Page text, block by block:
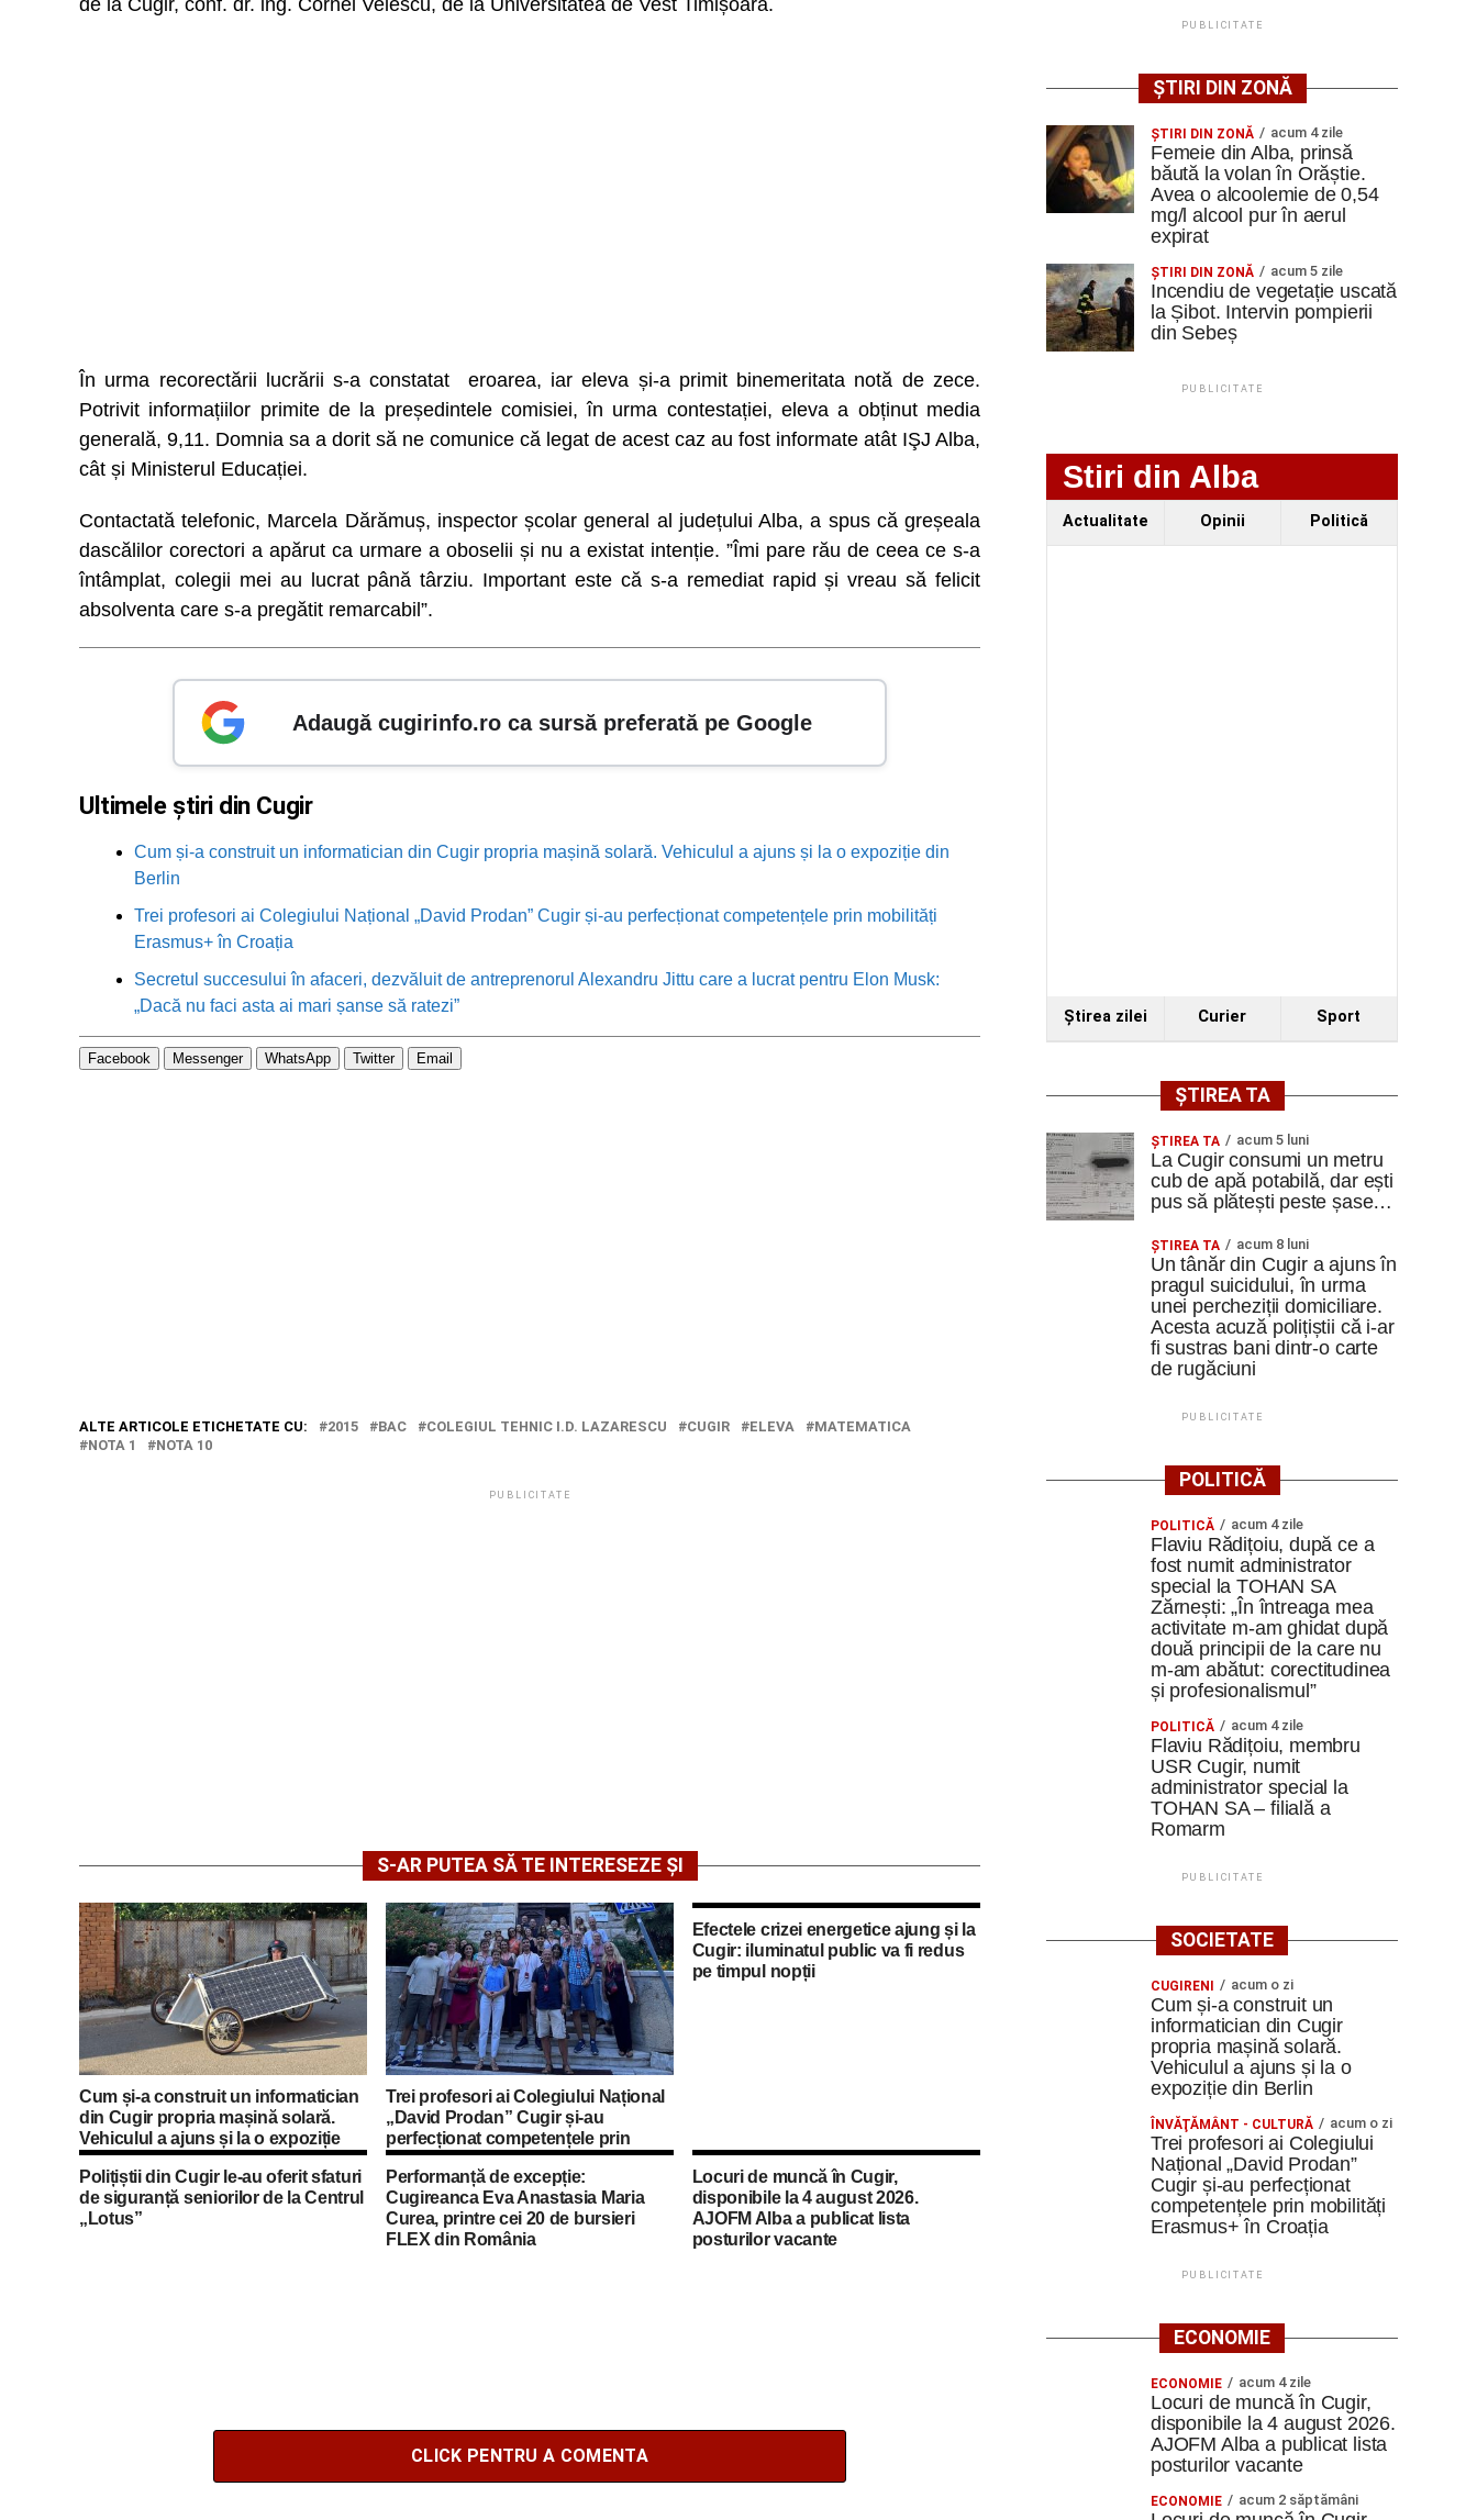
de la Cugir, conf. dr. ing. Cornel Velescu, de la Universitatea de Vest Timișoara.
În urma recorectării lucrării s-a constatat eroarea, iar eleva și-a primit binemeritata notă de zece.
Potrivit informațiilor primite de la președintele comisiei, în urma contestației, eleva a obținut media
generală, 9,11. Domnia sa a dorit să ne comunice că legat de acest caz au fost informate atât IŞJ Alba,
cât și Ministerul Educației.
Contactată telefonic, Marcela Dărămuș, inspector școlar general al județului Alba, a spus că greșeala
dascălilor corectori a apărut ca urmare a oboselii și nu a existat intenție. ”Îmi pare rău de ceea ce s-a
întâmplat, colegii mei au lucrat până târziu. Important este că s-a remediat rapid și vreau să felicit
absolventa care s-a pregătit remarcabil”.
Adaugă cugirinfo.ro ca sursă preferată pe Google
Ultimele știri din Cugir
Cum și-a construit un informatician din Cugir propria mașină solară. Vehiculul a ajuns și la o expoziție din
Berlin
Trei profesori ai Colegiului Național „David Prodan” Cugir și-au perfecționat competențele prin mobilități
Erasmus+ în Croația
Secretul succesului în afaceri, dezvăluit de antreprenorul Alexandru Jittu care a lucrat pentru Elon Musk:
„Dacă nu faci asta ai mari șanse să ratezi”
Facebook Messenger WhatsApp Twitter Email
ALTE ARTICOLE ETICHETATE CU: 2015 BAC COLEGIUL TEHNIC I.D. LAZARESCU CUGIR ELEVA
MATEMATICA
NOTA 1
NOTA 10
PUBLICITATE
S-AR PUTEA SĂ TE INTERESEZE ȘI
Cum și-a construit un informatician
din Cugir propria mașină solară.
Vehiculul a ajuns și la o expoziție
din Berlin
Trei profesori ai Colegiului Național
„David Prodan” Cugir și-au
perfecționat competențele prin
mobilități Erasmus+ în Croația
Efectele crizei energetice ajung și la
Cugir: iluminatul public va fi redus
pe timpul nopții
Polițiștii din Cugir le-au oferit sfaturi
de siguranță seniorilor de la Centrul
„Lotus”
Performanță de excepție:
Cugireanca Eva Anastasia Maria
Curea, printre cei 20 de bursieri
FLEX din România
Locuri de muncă în Cugir,
disponibile la 4 august 2026.
AJOFM Alba a publicat lista
posturilor vacante
CLICK PENTRU A COMENTA
PUBLICITATE
ȘTIRI DIN ZONĂ
ŞTIRI DIN ZONĂ acum 4 zile
Femeie din Alba, prinsă
băută la volan în Orăștie.
Avea o alcoolemie de 0,54
mg/l alcool pur în aerul
expirat
ŞTIRI DIN ZONĂ acum 5 zile
Incendiu de vegetație uscată
la Șibot. Intervin pompierii
din Sebeș
PUBLICITATE
Stiri din Alba
Actualitate Opinii Politică
Ştirea zilei Curier Sport
ȘTIREA TA
ȘTIREA TA acum 5 luni
La Cugir consumi un metru
cub de apă potabilă, dar ești
pus să plătești peste șase…
ȘTIREA TA acum 8 luni
Un tânăr din Cugir a ajuns în
pragul suicidului, în urma
unei percheziții domiciliare.
Acesta acuză polițiștii că i-ar
fi sustras bani dintr-o carte
de rugăciuni
PUBLICITATE
POLITICĂ
POLITICĂ acum 4 zile
Flaviu Rădițoiu, după ce a
fost numit administrator
special la TOHAN SA
Zărnești: „În întreaga mea
activitate m-am ghidat după
două principii de la care nu
m-am abătut: corectitudinea
și profesionalismul”
POLITICĂ acum 4 zile
Flaviu Rădițoiu, membru
USR Cugir, numit
administrator special la
TOHAN SA – filială a
Romarm
PUBLICITATE
SOCIETATE
CUGIRENI acum o zi
Cum și-a construit un
informatician din Cugir
propria mașină solară.
Vehiculul a ajuns și la o
expoziție din Berlin
ÎNVĂŢĂMÂNT - CULTURĂ acum o zi
Trei profesori ai Colegiului
Național „David Prodan”
Cugir și-au perfecționat
competențele prin mobilități
Erasmus+ în Croația
PUBLICITATE
ECONOMIE
ECONOMIE acum 4 zile
Locuri de muncă în Cugir,
disponibile la 4 august 2026.
AJOFM Alba a publicat lista
posturilor vacante
ECONOMIE acum 2 săptămâni